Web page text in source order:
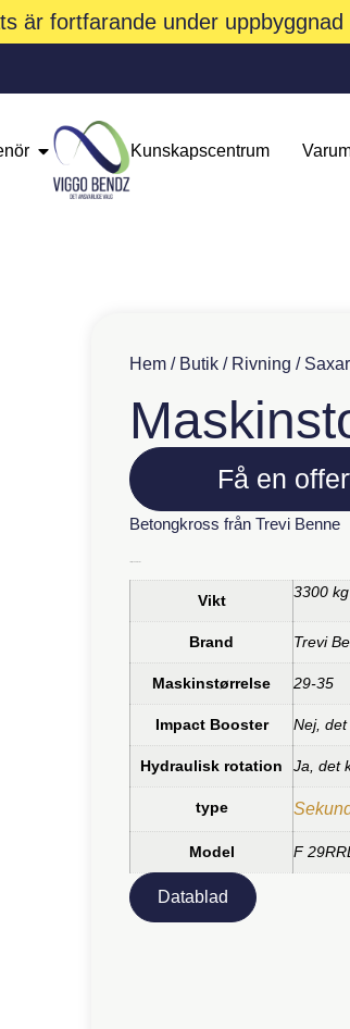
är fortfarande under uppbyggnad
Kunskapscentrum
Hem / Butik / Rivning /
Få en
Betongkross från Trevi Benne
Vikt 3300 kg
Brand Trevi
Maskinstørrelse 29-35
Impact Booster Nej, det
Hydraulisk rotation Ja, det
type
Model F
Datablad